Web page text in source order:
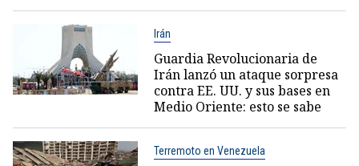
Irán
Guardia Revolucionaria de
Irán lanzó un ataque sorpresa
contra EE. UU. y sus bases en
Medio Oriente: esto se sabe
Terremoto en Venezuela